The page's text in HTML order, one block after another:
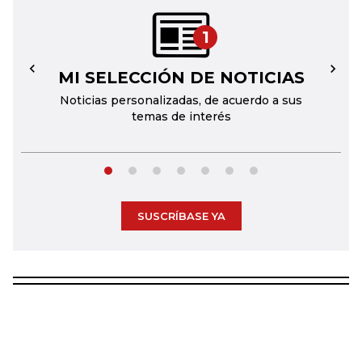
1
MI SELECCIÓN DE NOTICIAS
Noticias personalizadas, de acuerdo a sus
temas de interés
← →
SUSCRÍBASE YA